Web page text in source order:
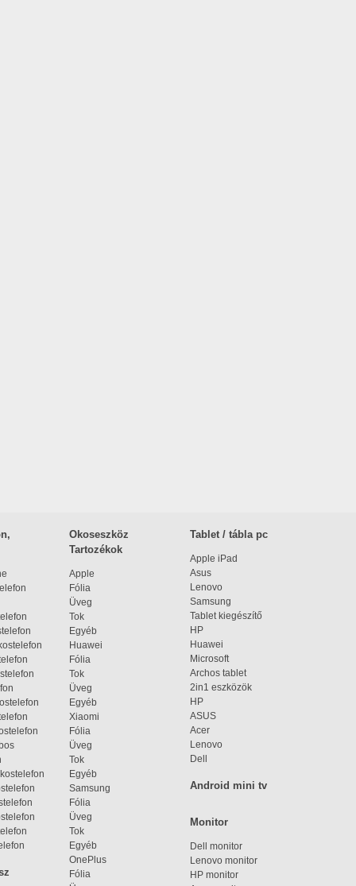
Okoseszköz
Tartozékok
Apple
Fólia
Üveg
Tok
Egyéb
Huawei
Fólia
Tok
Üveg
Egyéb
Xiaomi
Fólia
Üveg
Tok
Egyéb
Samsung
Fólia
Üveg
Tok
Egyéb
OnePlus
Fólia
Tablet / tábla pc
Apple iPad
Asus
Lenovo
Samsung
Tablet kiegészítő
HP
Huawei
Microsoft
Archos tablet
2in1 eszközök
HP
ASUS
Acer
Lenovo
Dell
Android mini tv
Monitor
Dell monitor
Lenovo monitor
HP monitor